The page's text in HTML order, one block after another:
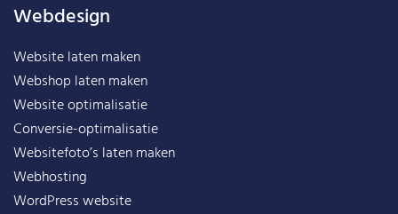
Webdesign
Website laten maken
Webshop laten maken
Website optimalisatie
Conversie-optimalisatie
Websitefoto’s laten maken
Webhosting
WordPress website